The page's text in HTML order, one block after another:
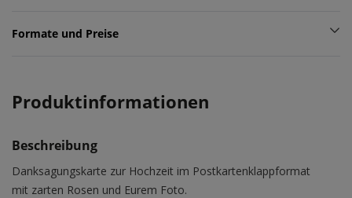
Formate und Preise
Produktinformationen
Beschreibung
Danksagungskarte zur Hochzeit im Postkartenklappformat
mit zarten Rosen und Eurem Foto.